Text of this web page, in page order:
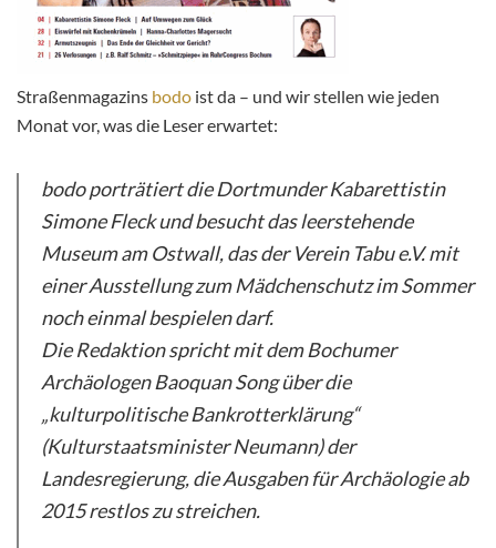
Straßenmagazins bodo ist da – und wir stellen wie jeden
Monat vor, was die Leser erwartet:
bodo porträtiert die Dortmunder Kabarettistin
Simone Fleck und besucht das leerstehende
Museum am Ostwall, das der Verein Tabu e.V. mit
einer Ausstellung zum Mädchenschutz im Sommer
noch einmal bespielen darf.
Die Redaktion spricht mit dem Bochumer
Archäologen Baoquan Song über die
„kulturpolitische Bankrotterklärung“
(Kulturstaatsminister Neumann) der
Landesregierung, die Ausgaben für Archäologie ab
2015 restlos zu streichen.